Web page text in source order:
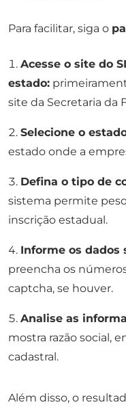
Para facilitar, siga o
Acesse o site do
estado:
site da Secretaria da
Selecione o
estado onde a
Defina o tipo de
sistema permite
inscrição estadual.
Informe os dados
preencha os
captcha, se houver.
Analise as
mostra razão social,
cadastral.
Além disso, o